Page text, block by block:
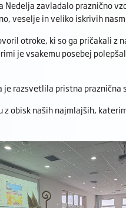
Nedelja zavladalo praznično
veselje in veliko iskrivih
otroke, ki so ga pričakali z
je vsakemu posebej
je razsvetlila pristna
obisk naših najmlajših,